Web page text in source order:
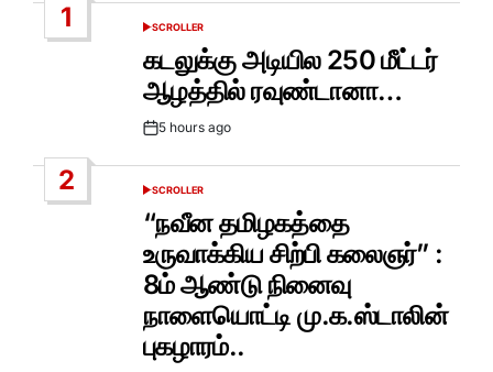
1
POSTED
SCROLLER
கடலுக்கு அடியில 250 மீட்டர்
ஆழத்தில் ரவுண்டானா…
Post5 hours ago
2
POSTED
IN
SCROLLER
“நவீன தமிழகத்தை
உருவாக்கிய சிற்பி கலைஞர்” :
8ம் ஆண்டு நினைவு
நாளையொட்டி மு.க.ஸ்டாலின்
புகழாரம்..